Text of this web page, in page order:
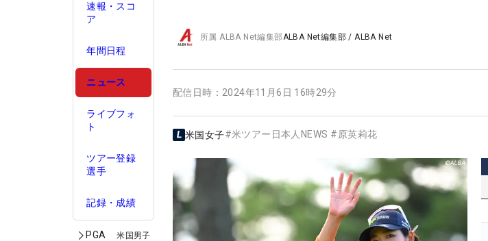
速報・スコ
ア
年間日程
ニュース
ライブフォ
ト
ツアー登録
選手
記録・成績
PGA 米国男子
所属ALBA Net編集部ALBA Net編集部 /ALBA Net
配信日時： 2024年11月6日 16時29分
米国女子#米ツアー日本人NEWS # 原英莉花